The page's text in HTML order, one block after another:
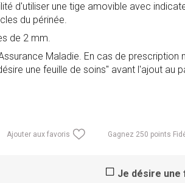
d'utiliser une tige amovible avec
du périnée.
de 2 mm.
Maladie. En cas de prescription
une feuille de soins" avant l'ajout au
Ajouter aux favoris Gagnez 250 points
Je désire une